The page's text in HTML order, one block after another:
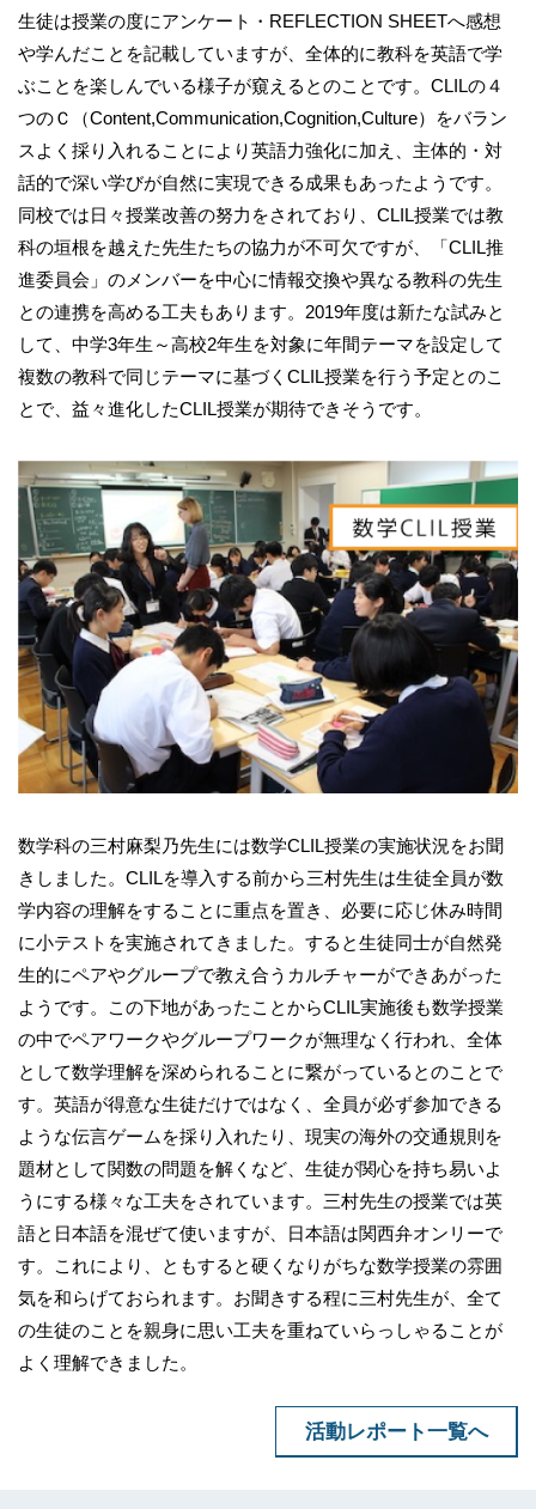
生徒は授業の度にアンケート・REFLECTION SHEETへ感想
や学んだことを記載していますが、全体的に教科を英語で学
ぶことを楽しんでいる様子が窺えるとのことです。CLILの４
つのＣ（Content,Communication,Cognition,Culture）をバラン
スよく採り入れることにより英語力強化に加え、主体的・対
話的で深い学びが自然に実現できる成果もあったようです。
同校では日々授業改善の努力をされており、CLIL授業では教
科の垣根を越えた先生たちの協力が不可欠ですが、「CLIL推
進委員会」のメンバーを中心に情報交換や異なる教科の先生
との連携を高める工夫もあります。2019年度は新たな試みと
して、中学3年生～高校2年生を対象に年間テーマを設定して
複数の教科で同じテーマに基づくCLIL授業を行う予定とのこ
とで、益々進化したCLIL授業が期待できそうです。
数学科の三村麻梨乃先生には数学CLIL授業の実施状況をお聞
きしました。CLILを導入する前から三村先生は生徒全員が数
学内容の理解をすることに重点を置き、必要に応じ休み時間
に小テストを実施されてきました。すると生徒同士が自然発
生的にペアやグループで教え合うカルチャーができあがった
ようです。この下地があったことからCLIL実施後も数学授業
の中でペアワークやグループワークが無理なく行われ、全体
として数学理解を深められることに繋がっているとのことで
す。英語が得意な生徒だけではなく、全員が必ず参加できる
ような伝言ゲームを採り入れたり、現実の海外の交通規則を
題材として関数の問題を解くなど、生徒が関心を持ち易いよ
うにする様々な工夫をされています。三村先生の授業では英
語と日本語を混ぜて使いますが、日本語は関西弁オンリーで
す。これにより、ともすると硬くなりがちな数学授業の雰囲
気を和らげておられます。お聞きする程に三村先生が、全て
の生徒のことを親身に思い工夫を重ねていらっしゃることが
よく理解できました。
活動レポート一覧へ